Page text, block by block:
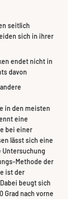
seitlich
sich in ihrer
endet nicht in
davon
in den meisten
eine
bei einer
lässt sich eine
Untersuchung
Methode der
ist der
beugt sich
Grad nach vorne